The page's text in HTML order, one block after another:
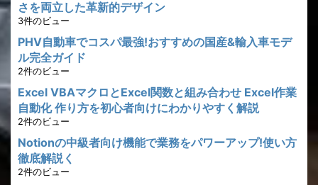
さを両立した革新的デザイン
3件のビュー
PHV自動車でコスパ最強!おすすめの国産&輸入車モデ
ル完全ガイド
2件のビュー
Excel VBAマクロとExcel関数と組み合わせ Excel作業
自動化 作り方を初心者向けにわかりやすく解説
2件のビュー
Notionの中級者向け機能で業務をパワーアップ!使い方
徹底解説く
2件のビュー